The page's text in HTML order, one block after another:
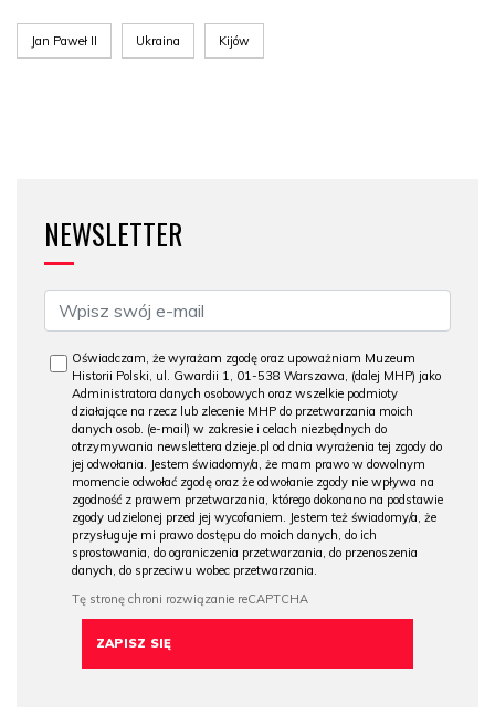
Jan Paweł II Ukraina Kijów
NEWSLETTER
Oświadczam, że wyrażam zgodę oraz upoważniam Muzeum
Historii Polski, ul. Gwardii 1, 01-538 Warszawa, (dalej MHP) jako
Administratora danych osobowych oraz wszelkie podmioty
działające na rzecz lub zlecenie MHP do przetwarzania moich
danych osob. (e-mail) w zakresie i celach niezbędnych do
otrzymywania newslettera dzieje.pl od dnia wyrażenia tej zgody do
jej odwołania. Jestem świadomy/a, że mam prawo w dowolnym
momencie odwołać zgodę oraz że odwołanie zgody nie wpływa na
zgodność z prawem przetwarzania, którego dokonano na podstawie
zgody udzielonej przed jej wycofaniem. Jestem też świadomy/a, że
przysługuje mi prawo dostępu do moich danych, do ich
sprostowania, do ograniczenia przetwarzania, do przenoszenia
danych, do sprzeciwu wobec przetwarzania.